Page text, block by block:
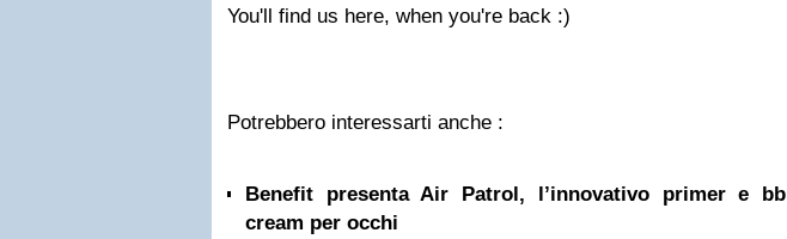
You'll find us here, when you're back :)
Potrebbero interessarti anche :
Benefit presenta Air Patrol, l’innovativo primer e bb
cream per occhi